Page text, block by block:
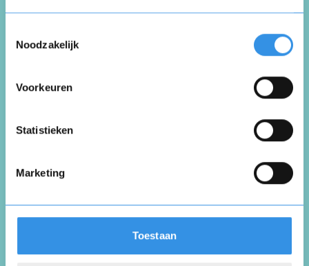
Noodzakelijk
Voorkeuren
Statistieken
Marketing
Toestaan
prima blad maar mijn leeftijd houdt
Waalwijk